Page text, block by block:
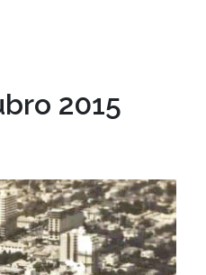
2015